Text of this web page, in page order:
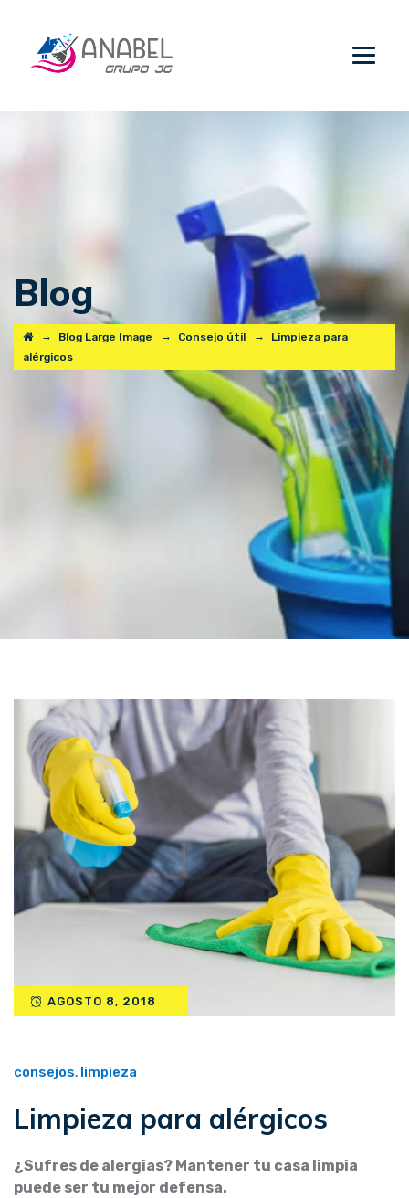
Blog
→ Blog Large Image → Consejo útil →
Limpieza para
alérgicos
AGOSTO 8, 2018
consejos, limpieza
Limpieza para alérgicos
¿Sufres de alergias? Mantener tu casa limpia
puede ser tu mejor defensa.